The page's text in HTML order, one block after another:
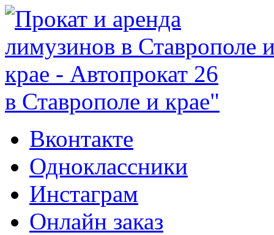
в Ставрополе и крае"
Вконтакте
Одноклассники
Инстаграм
Онлайн заказ